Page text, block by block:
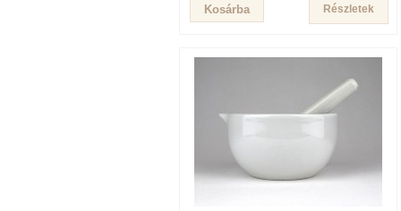
Részletek